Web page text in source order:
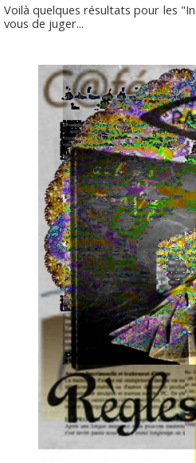
Voilà quelques résultats pour les
vous de juger...